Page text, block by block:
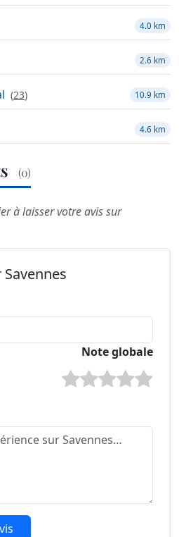
4.0 km
2.6 km
(23) 10.9 km
4.6 km
(0)
à laisser votre avis sur
Note globale